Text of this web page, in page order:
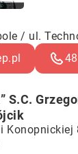
/ ul.
S.C.
Konopnickiej